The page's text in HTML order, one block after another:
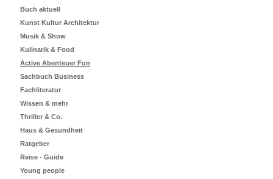
Buch aktuell
Kunst Kultur Architektur
Musik & Show
Kulinarik & Food
Active Abenteuer Fun
Sachbuch Business
Fachliteratur
Wissen & mehr
Thriller & Co.
Haus & Gesundheit
Ratgeber
Reise - Guide
Young people